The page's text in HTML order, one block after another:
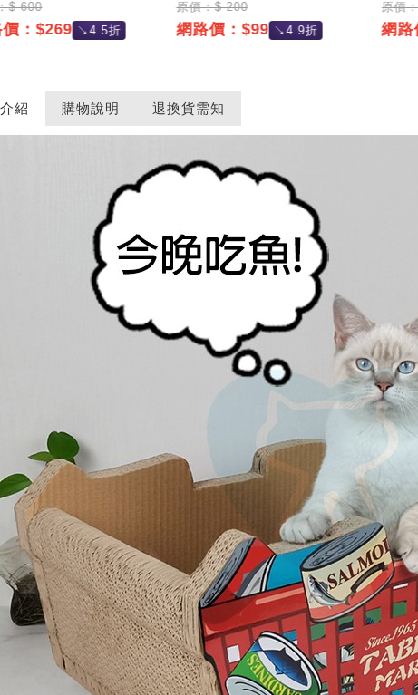
$ 600
：$269 ↘4.5折
原價：$ 200
網路價：$99 ↘4.9折
原價
網路
紹 購物說明 退換貨需知